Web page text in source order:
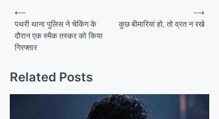
Post
navigation
⟵
पथरी थाना पुलिस ने चेकिंग के
दौरान एक स्मैक तस्कर को किया
गिरफ्तार
कुछ बीमारियां हो, तो व्रत न रखे
⟶
Related Posts